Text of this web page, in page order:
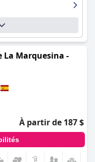
yoga et de Pilates, ce
Dans l'ensemble, le
de séjour propre,
avec un personnel
La Marquesina -
À partir de 187 $